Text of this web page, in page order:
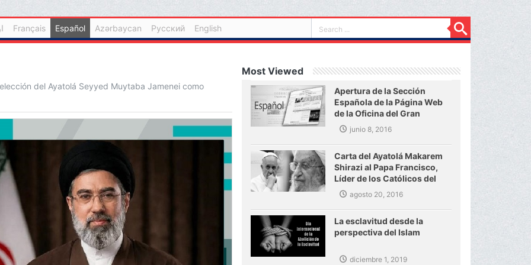
Français Español Azərbaycan Русский English
del Ayatolá Seyyed Muytaba Jamenei como
Most Viewed
Apertura de la Sección
Española de la Página Web
de la Oficina del Gran
Ayatolá Makarem Shirazi
junio 8, 2016
Carta del Ayatolá Makarem
Shirazi al Papa Francisco,
Líder de los Católicos del
mundoagosto 20, 2016
La esclavitud desde la
perspectiva del Islam
diciembre 1, 2019